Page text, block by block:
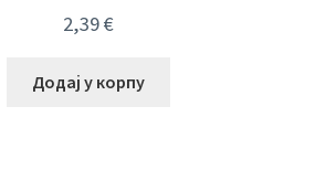
2,39€
Додај у корпу